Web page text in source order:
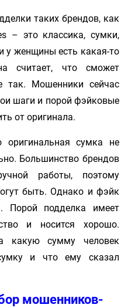
таких брендов, как
– это классика, сумки,
у женщины есть какая-то
считает, что сможет
так. Мошенники сейчас
шаги и порой фэйковые
от оригинала.
оригинальная сумка не
Большинство брендов
работы, поэтому
быть. Однако и фэйк
Порой подделка имеет
и носится хорошо.
какую сумму человек
и что ему сказал
мошенников-